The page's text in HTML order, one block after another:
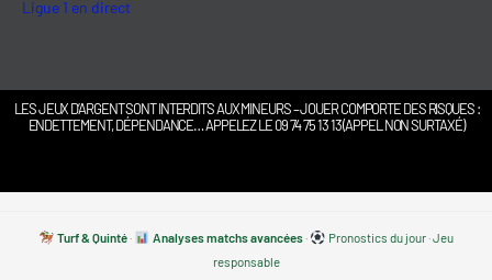
Ligue 1 en direct
LES JEUX D’ARGENT SONT INTERDITS AUX MINEURS – JOUER COMPORTE DES RISQUES :
ENDETTEMENT, DÉPENDANCE… APPELEZ LE 09 74 75 13 13 (APPEL NON SURTAXÉ)
Turf & Quinté· Analyses matchs avancées· Pronostics du jour·Jeu
responsable